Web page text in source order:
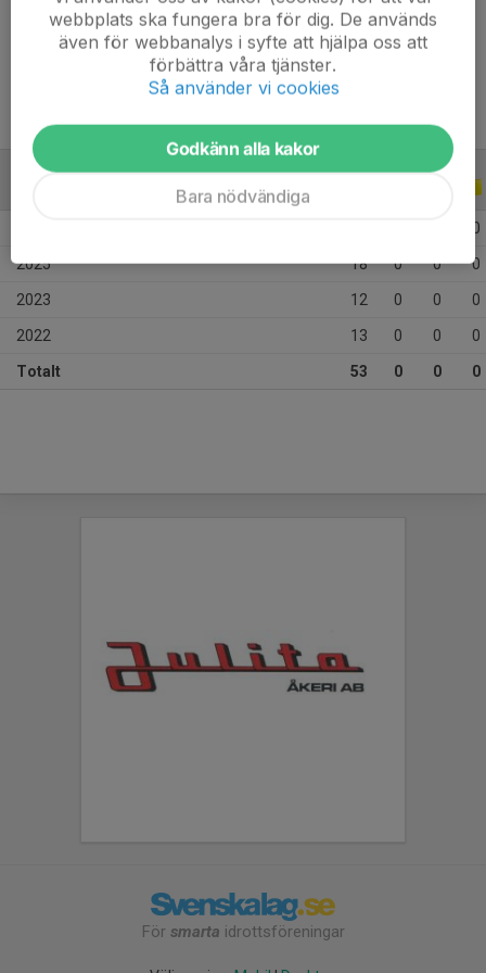
70 kg
Tidigare klubbar
Hälleforsnäs
ALLA ÅR
0
2025 18 0 0 0
2023 12 0 0 0
2022 13 0 0 0
Totalt 53 0 0 0
För smarta idrottsföreningar
webbplats ska fungera bra för dig. De används
även för webbanalys i syfte att hjälpa oss att
förbättra våra tjänster.
Så använder vi cookies
Godkänn alla kakor
Bara nödvändiga